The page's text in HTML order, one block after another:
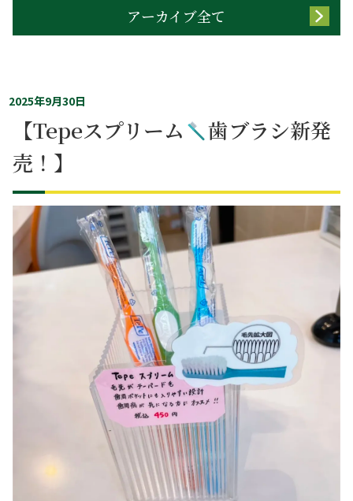
アーカイブ全て
2025年9月30日
【Tepeスプリーム
歯ブラシ新発
売！】